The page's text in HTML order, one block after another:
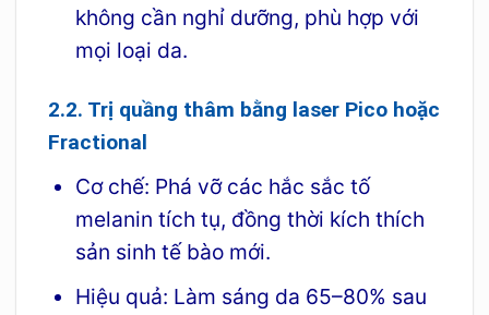
không cần nghỉ dưỡng, phù hợp với
mọi loại da.
2.2. Trị quầng thâm bằng laser Pico hoặc
Fractional
Cơ chế: Phá vỡ các hắc sắc tố
melanin tích tụ, đồng thời kích thích
sản sinh tế bào mới.
Hiệu quả: Làm sáng da 65–80% sau